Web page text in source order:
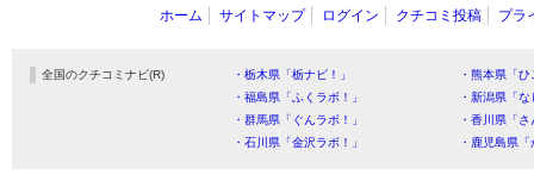
ホーム サイトマップ ログイン クチコミ投稿 プラ
全国のクチコミナビ(R) ・栃木県「栃ナビ！」
・熊本県「
・福島県「ふくラボ！」
・新潟県「
・群馬県「ぐんラボ！」
・香川県「
・石川県「金沢ラボ！」
・鹿児島県